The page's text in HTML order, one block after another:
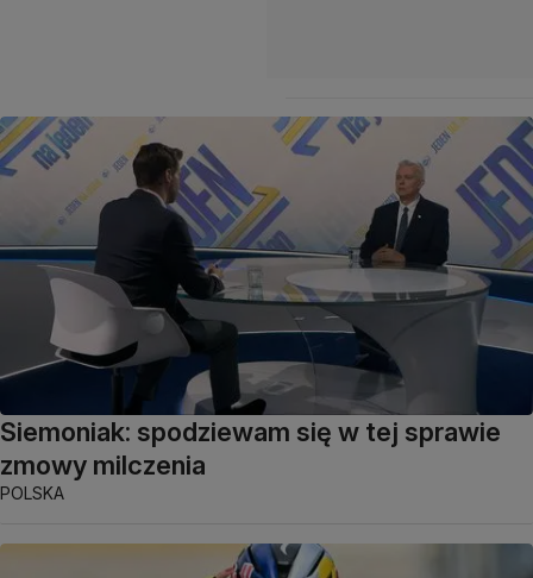
Siemoniak: spodziewam się w tej sprawie
zmowy milczenia
POLSKA